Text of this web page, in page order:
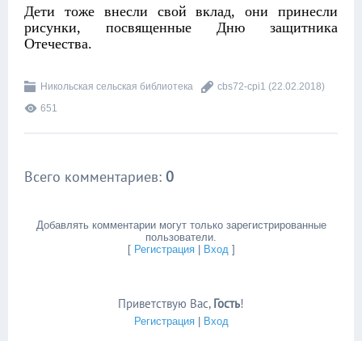
Дети тоже внесли свой вклад, они принесли
рисунки, посвященные Дню защитника
Отечества.
Никольская сельская библиотека cbs72-cpi1 (22.02.2018)
651
Всего комментариев: 0
Добавлять комментарии могут только зарегистрированные
пользователи.
[ Регистрация| Вход]
Приветствую Вас, Гость!
Регистрация| Вход